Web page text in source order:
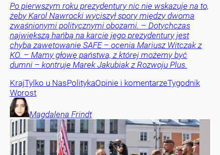
Po pierwszym roku prezydentury nic nie wskazuje na to,
żeby Karol Nawrocki wyciszył spory między dwoma
zwaśnionymi politycznymi obozami. – Dotychczas
największą hańbą na karcie jego prezydentury jest
chyba zawetowanie SAFE – ocenia Mariusz Witczak z
KO. – Mamy głowę państwa, z której możemy być
dumni – kontruje Marek Jakubiak z Rozwoju Plus.
KrajTylko u NasPolitykaOpinie i komentarzeTygodnik
Wprost
Magdalena Frindt